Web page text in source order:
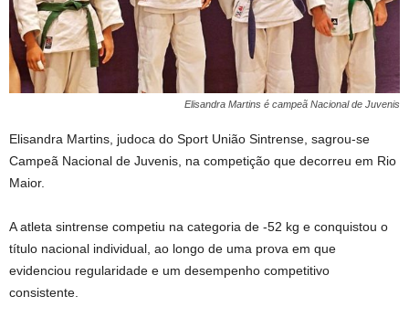
Elisandra Martins é campeã Nacional de Juvenis
Elisandra Martins, judoca do Sport União Sintrense, sagrou-se
Campeã Nacional de Juvenis, na competição que decorreu em Rio
Maior.
A atleta sintrense competiu na categoria de -52 kg e conquistou o
título nacional individual, ao longo de uma prova em que
evidenciou regularidade e um desempenho competitivo
consistente.